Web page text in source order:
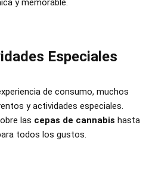
Especiales
de consumo, muchos
y actividades especiales.
las cepas de cannabis hasta
todos los gustos.